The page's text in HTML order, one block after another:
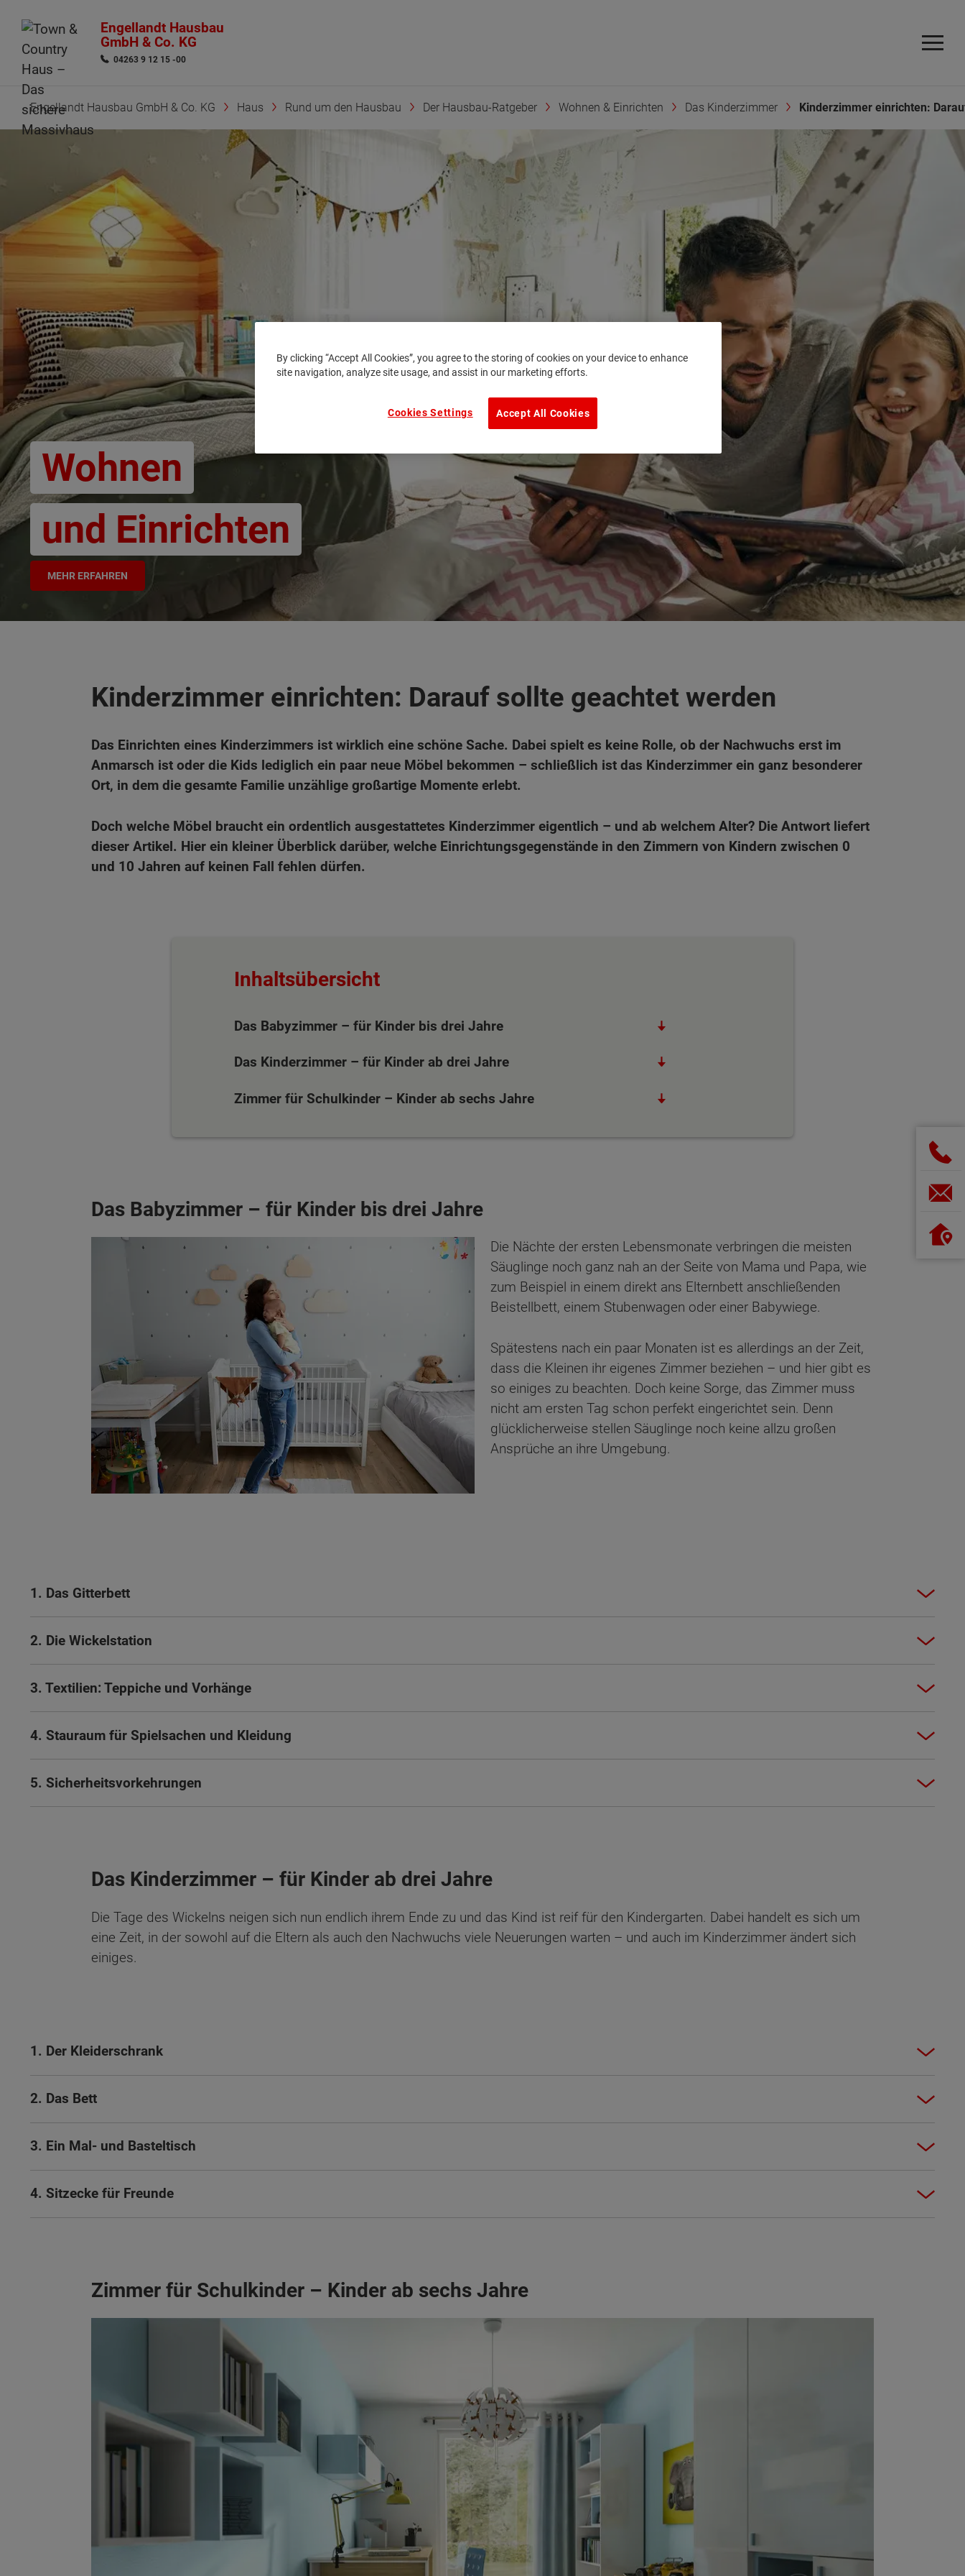
Engellandt Hausbau
GmbH & Co. KG
04263 9 12 15 -00
Engellandt Hausbau GmbH & Co. KG Haus Rund um den Hausbau Der Hausbau-Ratgeber Wohnen & Einrichten Das Kinderzimmer Kinderzimmer einrichten:
Wohnen
und Einrichten
MEHR ERFAHREN
Kinderzimmer einrichten: Darauf sollte geachtet werden
Das Einrichten eines Kinderzimmers ist wirklich eine schöne Sache. Dabei spielt es keine Rolle, ob der Nachwuchs erst im
Anmarsch ist oder die Kids lediglich ein paar neue Möbel bekommen – schließlich ist das Kinderzimmer ein ganz besonderer
Ort, in dem die gesamte Familie unzählige großartige Momente erlebt.
Doch welche Möbel braucht ein ordentlich ausgestattetes Kinderzimmer eigentlich – und ab welchem Alter? Die Antwort liefert
dieser Artikel. Hier ein kleiner Überblick darüber, welche Einrichtungsgegenstände in den Zimmern von Kindern zwischen 0
und 10 Jahren auf keinen Fall fehlen dürfen.
Inhaltsübersicht
Das Babyzimmer – für Kinder bis drei Jahre
Das Kinderzimmer – für Kinder ab drei Jahre
Zimmer für Schulkinder – Kinder ab sechs Jahre
Das Babyzimmer – für Kinder bis drei Jahre
Die Nächte der ersten Lebensmonate verbringen die meisten
Säuglinge noch ganz nah an der Seite von Mama und Papa, wie
zum Beispiel in einem direkt ans Elternbett anschließenden
Beistellbett, einem Stubenwagen oder einer Babywiege.
Spätestens nach ein paar Monaten ist es allerdings an der Zeit,
dass die Kleinen ihr eigenes Zimmer beziehen – und hier gibt es
so einiges zu beachten. Doch keine Sorge, das Zimmer muss
nicht am ersten Tag schon perfekt eingerichtet sein. Denn
glücklicherweise stellen Säuglinge noch keine allzu großen
Ansprüche an ihre Umgebung.
1. Das Gitterbett
2. Die Wickelstation
3. Textilien: Teppiche und Vorhänge
4. Stauraum für Spielsachen und Kleidung
5. Sicherheitsvorkehrungen
Das Kinderzimmer – für Kinder ab drei Jahre
Die Tage des Wickelns neigen sich nun endlich ihrem Ende zu und das Kind ist reif für den Kindergarten. Dabei handelt es sich um
eine Zeit, in der sowohl auf die Eltern als auch den Nachwuchs viele Neuerungen warten – und auch im Kinderzimmer ändert sich
einiges.
1. Der Kleiderschrank
2. Das Bett
3. Ein Mal- und Basteltisch
4. Sitzecke für Freunde
Zimmer für Schulkinder – Kinder ab sechs Jahre
By clicking “Accept All Cookies”, you agree to the storing of cookies on your device to enhance
site navigation, analyze site usage, and assist in our marketing efforts.
Accept All Cookies
Cookies Settings